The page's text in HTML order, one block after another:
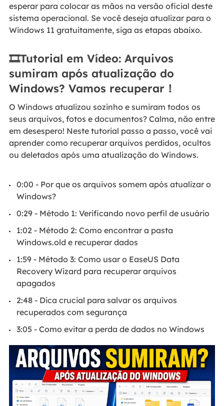
esperar para colocar as mãos na versão oficial deste
sistema operacional. Se você deseja atualizar para o
Windows 11 gratuitamente, siga as etapas abaixo.
🎞️Tutorial em Vídeo: Arquivos
sumiram após atualização do
Windows? Vamos recuperar！
O Windows atualizou sozinho e sumiram todos os
seus arquivos, fotos e documentos? Calma, não entre
em desespero! Neste tutorial passo a passo, você vai
aprender como recuperar arquivos perdidos, ocultos
ou deletados após uma atualização do Windows.
0:00 - Por que os arquivos somem após atualizar o
Windows?
0:29 - Método 1: Verificando novo perfil de usuário
1:02 - Método 2: Como encontrar a pasta
Windows.old e recuperar dados
1:59 - Método 3: Como usar o EaseUS Data
Recovery Wizard para recuperar arquivos
apagados
2:48 - Dica crucial para salvar os arquivos
recuperados com segurança
3:05 - Como evitar a perda de dados no Windows